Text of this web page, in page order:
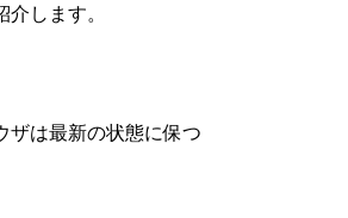
します。
は最新の状態に保つ